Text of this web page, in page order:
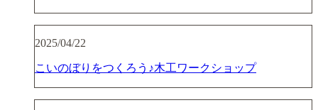
2025/04/22
こいのぼりをつくろう♪木工ワークショップ